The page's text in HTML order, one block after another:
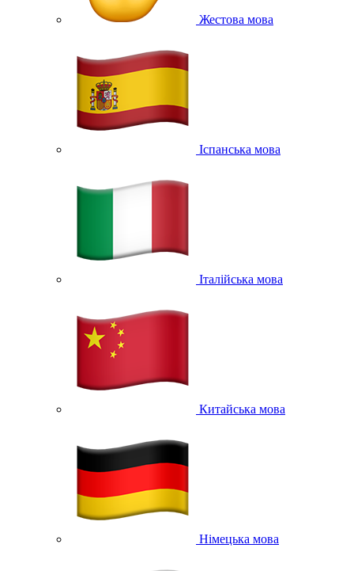
Жестова мова
Іспанська мова
Італійська мова
Китайська мова
Німецька мова